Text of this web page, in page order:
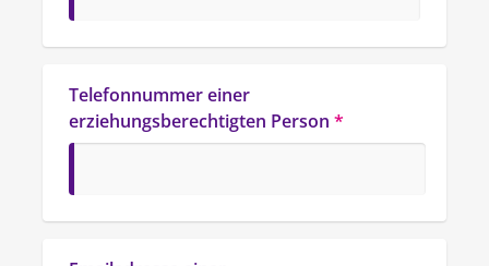
Telefonnummer einer
erziehungsberechtigten Person *